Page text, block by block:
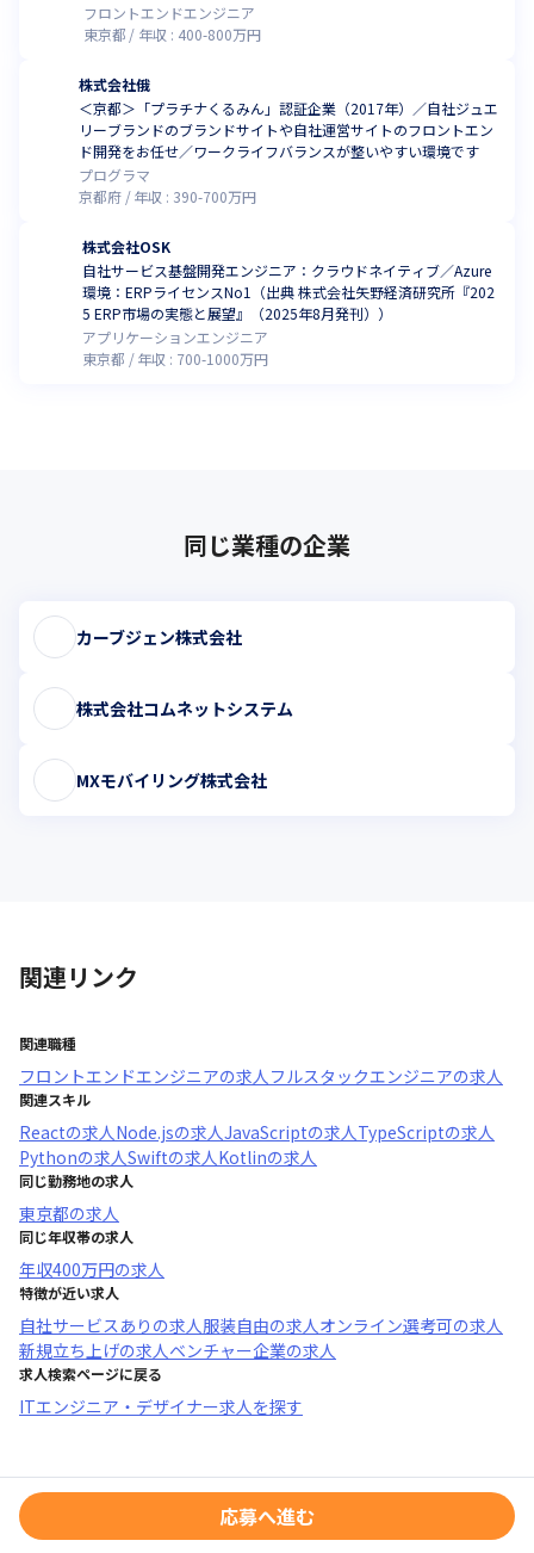
フロントエンドエンジニア
東京都
年収 : 400-800万円
株式会社俄
＜京都＞「プラチナくるみん」認証企業（2017年）／自社ジュエ
リーブランドのブランドサイトや自社運営サイトのフロントエン
ド開発をお任せ／ワークライフバランスが整いやすい環境です
プログラマ
京都府
年収 : 390-700万円
株式会社OSK
自社サービス基盤開発エンジニア：クラウドネイティブ／Azure
環境：ERPライセンスNo1（出典 株式会社矢野経済研究所『202
5 ERP市場の実態と展望』（2025年8月発刊））
アプリケーションエンジニア
東京都
年収 : 700-1000万円
同じ業種の企業
カーブジェン株式会社
株式会社コムネットシステム
MXモバイリング株式会社
関連リンク
関連職種
フロントエンドエンジニアの求人フルスタックエンジニアの求人
関連スキル
Reactの求人Node.jsの求人JavaScriptの求人TypeScriptの求人
Pythonの求人Swiftの求人Kotlinの求人
同じ勤務地の求人
東京都の求人
同じ年収帯の求人
年収400万円の求人
特徴が近い求人
自社サービスあり の求人服装自由の求人オンライン選考可の求人
新規立ち上げの求人ベンチャー企業の求人
求人検索ページに戻る
ITエンジニア・デザイナー求人を探す
応募へ進む